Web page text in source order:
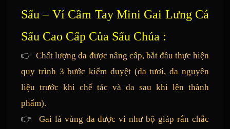
Sấu – Ví Cầm Tay Mini Gai Lưng Cá
Sấu Cao Cấp Của Sấu Chúa :
👉 Chất lượng da được nâng cấp, bắt đầu thực hiện
quy trình 3 bước kiểm duyệt (da tươi, da nguyên
liệu trước khi chế tác và da sau khi lên thành
phẩm).
👉
Gai là vùng da được ví như bộ giáp rắn chắc